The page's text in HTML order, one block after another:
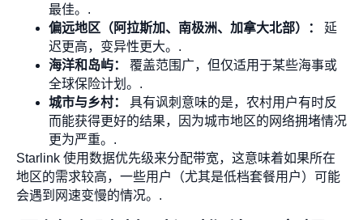
最佳。.
偏远地区（阿拉斯加、南极洲、加拿大北部）：
延
迟更高，变异性更大。.
海洋和岛屿：
覆盖范围广，但仅适用于某些海事或
全球保险计划。.
城市与乡村：
具有讽刺意味的是，农村用户有时反
而能获得更好的结果，因为城市地区的网络拥堵情况
更为严重。.
Starlink 使用数据优先级来分配带宽，这意味着如果所在
地区的需求较高，一些用户（尤其是低档套餐用户）可能
会遇到网速变慢的情况。.